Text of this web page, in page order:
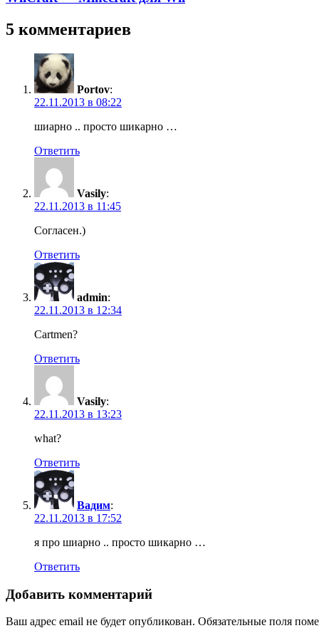
5 комментариев
Portov:
22.11.2013 в 08:22
шиарно .. просто шикарно …
Ответить
Vasily:
22.11.2013 в 11:45
Согласен.)
Ответить
admin:
22.11.2013 в 12:34
Cartmen?
Ответить
Vasily:
22.11.2013 в 13:23
what?
Ответить
Вадим:
22.11.2013 в 17:52
я про шиарно .. просто шикарно …
Ответить
Добавить комментарий
Ваш адрес email не будет опубликован. Обязательные поля